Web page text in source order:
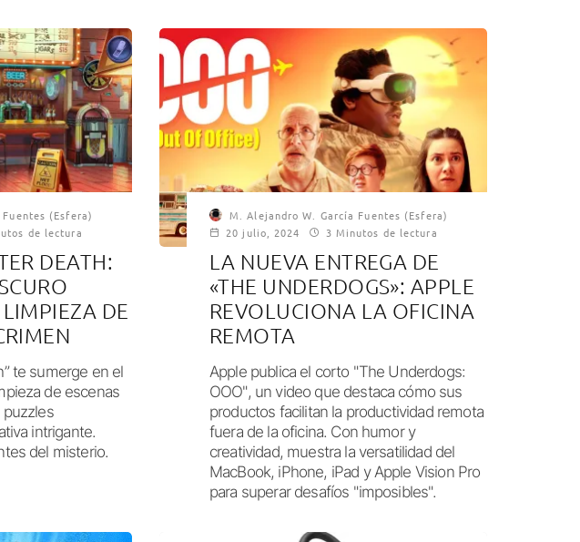
(Esfera)
de lectura
DEATH:
DE
te sumerge en el
de escenas
intrigante.
del misterio.
M. Alejandro W. García Fuentes (Esfera)
20 julio, 2024
3 Minutos de lectura
LA NUEVA ENTREGA DE
«THE UNDERDOGS»: APPLE
REVOLUCIONA LA OFICINA
REMOTA
Apple publica el corto "The Underdogs:
OOO", un video que destaca cómo sus
productos facilitan la productividad remota
fuera de la oficina. Con humor y
creatividad, muestra la versatilidad del
MacBook, iPhone, iPad y Apple Vision Pro
para superar desafíos "imposibles".